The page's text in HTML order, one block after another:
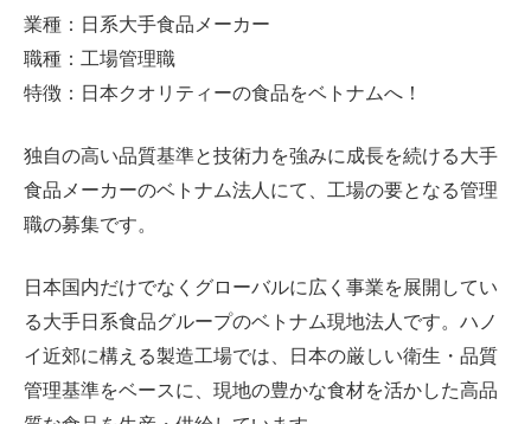
業種：日系大手食品メーカー
職種：工場管理職
特徴：日本クオリティーの食品をベトナムへ！
独自の高い品質基準と技術力を強みに成長を続ける大手
食品メーカーのベトナム法人にて、工場の要となる管理
職の募集です。
日本国内だけでなくグローバルに広く事業を展開してい
る大手日系食品グループのベトナム現地法人です。ハノ
イ近郊に構える製造工場では、日本の厳しい衛生・品質
管理基準をベースに、現地の豊かな食材を活かした高品